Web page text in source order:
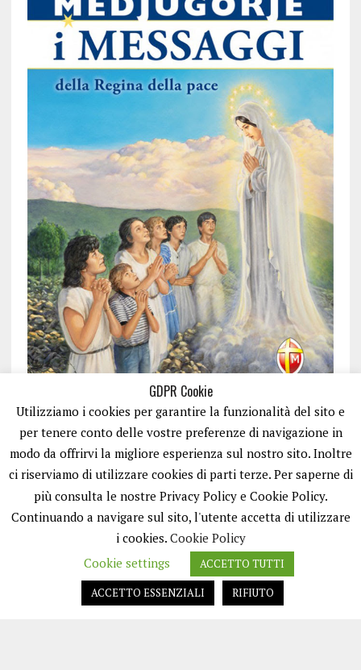
ISCRIVITI
GDPR Cookie
Utilizziamo i cookies per garantire la funzionalità del sito e
per tenere conto delle vostre preferenze di navigazione in
modo da offrirvi la migliore esperienza sul nostro sito. Inoltre
ci riserviamo di utilizzare cookies di parti terze. Per saperne di
più consulta le nostre Privacy Policy e Cookie Policy.
Continuando a navigare sul sito, l'utente accetta di utilizzare
i cookies. Cookie Policy
Cookie settings
ACCETTO TUTTI
ACCETTO ESSENZIALI
RIFIUTO